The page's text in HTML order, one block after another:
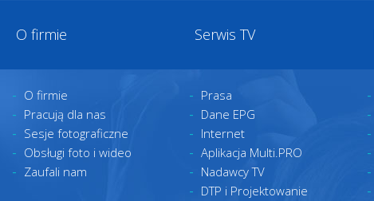
O firmie Serwis TV
O firmie
Pracują dla nas
Sesje fotograficzne
Obsługi foto i wideo
Zaufali nam
Prasa
Dane EPG
Internet
Aplikacja Multi.PRO
Nadawcy TV
DTP i Projektowanie